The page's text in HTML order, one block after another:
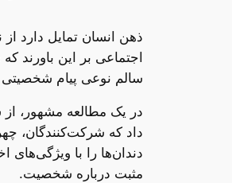
ذهن انسان تمایل دارد
اجتماعی بر این باورند
سالم نوعی پیام شخصیتی
در یک مطالعه مشهور،
داد که شرکت‌کنندگان،
دندان‌ها را با ویژگی‌های
مثبت درباره شخصیت.